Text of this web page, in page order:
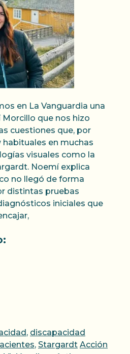
en La Vanguardia una
que nos hizo
cuestiones que, por
habituales en muchas
visuales como la
Noemí explica
no llegó de forma
distintas pruebas
iniciales que
, discapacidad
, Stargardt Etiquetas
Acción